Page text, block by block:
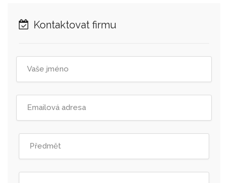
Kontaktovat firmu